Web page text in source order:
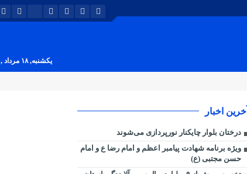
یکشنبه, ۱۸ مرداد , ۱۴۰۵
آخرین اخبار
درختان بلوار چایکنار نورپردازی می‌شوند
ویژه برنامه شهادت پیامبر اعظم و امام رضا ع و امام
حسن مجتبی (ع)